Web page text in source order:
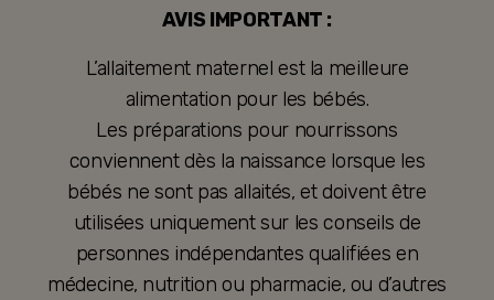
AVIS IMPORTANT :
L’allaitement maternel est la meilleure
alimentation pour les bébés.
Les préparations pour nourrissons
conviennent dès la naissance lorsque les
bébés ne sont pas allaités, et doivent être
utilisées uniquement sur les conseils de
personnes indépendantes qualifiées en
médecine, nutrition ou pharmacie, ou d’autres